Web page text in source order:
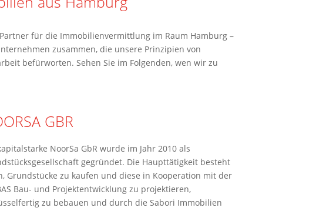
für die Immobilienvermittlung im Raum Hamburg –
zusammen, die unsere Prinzipien von
befürworten. Sehen Sie im Folgenden, wen wir zu
GBR
NoorSa GbR wurde im Jahr 2010 als
gegründet. Die Haupttätigkeit besteht
Grundstücke zu kaufen und diese in Kooperation mit der
Bau- und Projektentwicklung zu projektieren,
zu bebauen und durch die Sabori Immobilien